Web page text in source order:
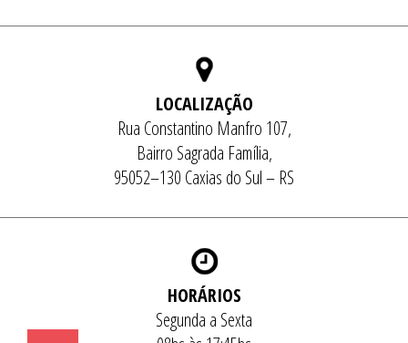
LOCALIZAÇÃO
Rua Constantino Manfro 107,
Bairro Sagrada Família,
95052–130 Caxias do Sul – RS
HORÁRIOS
Segunda a Sexta